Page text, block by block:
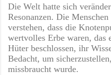
Die Welt hatte sich
Resonanzen. Die
verstehen, dass die
wertvolles Erbe waren, das
Hüter beschlossen, ihr
Bedacht, um
missbraucht wurde.